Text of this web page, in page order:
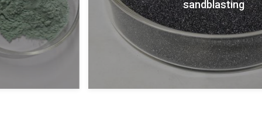
sandblasting